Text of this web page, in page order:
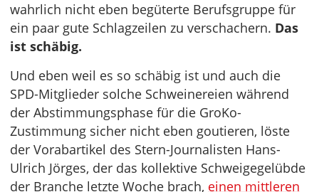
wahrlich nicht eben begüterte Berufsgruppe für
ein paar gute Schlagzeilen zu verschachern. Das
ist schäbig.
Und eben weil es so schäbig ist und auch die
SPD-Mitglieder solche Schweinereien während
der Abstimmungsphase für die GroKo-
Zustimmung sicher nicht eben goutieren, löste
der Vorabartikel des Stern-Journalisten Hans-
Ulrich Jörges, der das kollektive Schweigegelübde
der Branche letzte Woche brach, einen mittleren